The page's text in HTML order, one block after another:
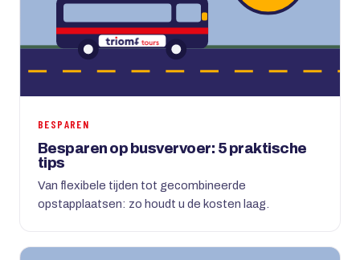
BESPAREN
Besparen op busvervoer: 5 praktische
tips
Van flexibele tijden tot gecombineerde
opstapplaatsen: zo houdt u de kosten laag.